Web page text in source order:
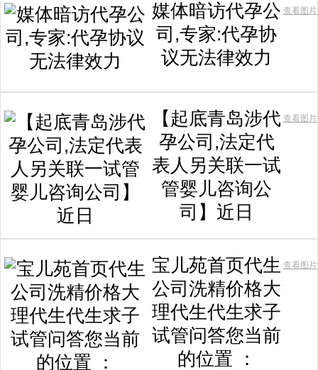
媒体暗访代孕公
司,专家:代孕协
议无法律效力
查看图片
【起底青岛涉代
孕公司,法定代
表人另关联一试
管婴儿咨询公
司】近日
查看图片
宝儿苑首页代生
公司洗精价格大
理代生代生求子
试管问答您当前
的位置 ：
查看图片